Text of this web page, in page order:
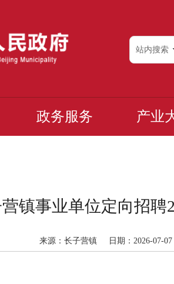
站内搜索
政务服务 产业
镇事业单位定向招
来源：长子营镇 日期：2026-07-07